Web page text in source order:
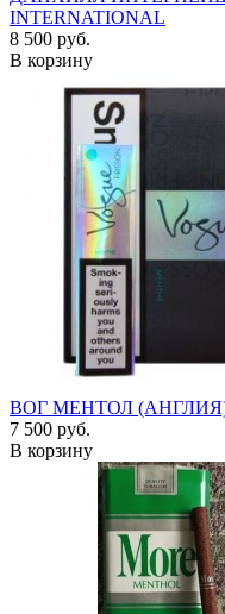
INTERNATIONAL
8 500 руб.
В корзину
ВОГ МЕНТОЛ (АНГЛИЯ)
7 500 руб.
В корзину